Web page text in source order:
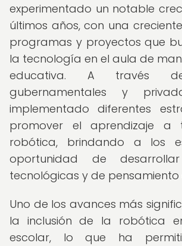
experimentado un notable
últimos años, con una
programas y proyectos que
la tecnología en el aula de
educativa. A través
gubernamentales y
implementado diferentes
promover el aprendizaje a
robótica, brindando a los
oportunidad de
tecnológicas y de pensamiento
Uno de los avances más
la inclusión de la robótica
escolar, lo que ha